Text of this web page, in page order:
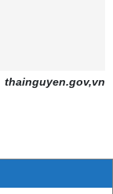
thainguyen.gov,vn